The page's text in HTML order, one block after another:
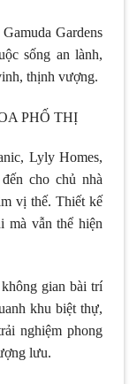
Gardens
sống an lành,
thịnh vượng.
PHỐ THỊ
Lyly Homes,
cho chủ nhà
vị thế. Thiết kế
mà vẫn thể hiện
gian bài trí
khu biệt thự,
nghiệm phong
lưu.